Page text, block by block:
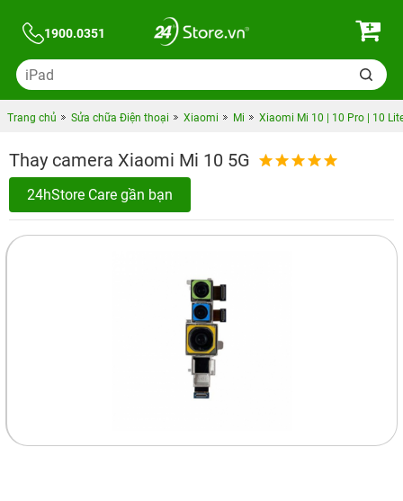
1900.0351
Trang chủ Sửa chữa Điện thoại Xiaomi Mi Xiaomi Mi 10 | 10 Pro | 10
Thay camera Xiaomi Mi 10 5G
24hStore Care gần bạn